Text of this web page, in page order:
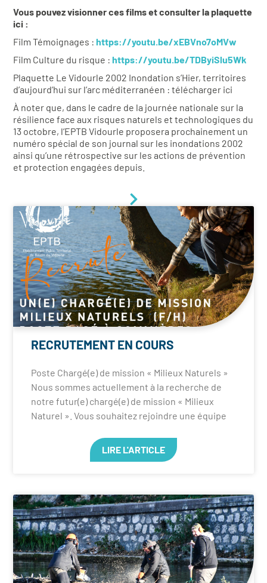
Vous pouvez visionner ces films et consulter la plaquette
ici :
Film Témoignages :https://youtu.be/xEBVno7oMVw
Film Culture du risque :https://youtu.be/TDByiSlu5Wk
Plaquette Le Vidourle 2002 Inondation s’Hier, territoires
d’aujourd’hui sur l’arc méditerranéen : télécharger ici
À noter que, dans le cadre de la journée nationale sur la
résilience face aux risques naturels et technologiques du
13 octobre, l’EPTB Vidourle proposera prochainement un
numéro spécial de son journal sur les inondations 2002
ainsi qu’une rétrospective sur les actions de prévention
et protection engagées depuis.
RECRUTEMENT EN COURS
Poste Chargé(e) de mission « Milieux Naturels »
Nous sommes actuellement à la recherche de
notre futur(e) chargé(e) de mission « Milieux
Naturel ». Vous souhaitez rejoindre une équipe
LIRE L'ARTICLE